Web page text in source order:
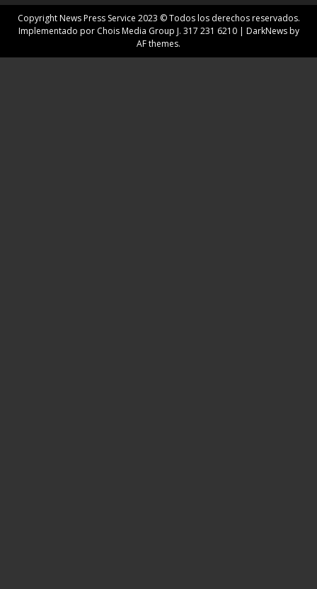
Copyright News Press Service 2023 © Todos los derechos reservados.
Implementado por Chois Media Group J. 317 231 6210 | DarkNewsby
AF themes.